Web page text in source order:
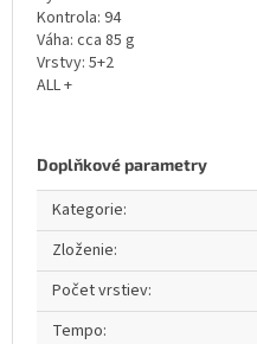
Kontrola: 94
Váha: cca 85 g
Vrstvy: 5+2
ALL +
Doplňkové parametry
Kategorie:
Zloženie:
Počet vrstiev:
Tempo: